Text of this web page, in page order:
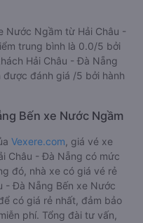
Nước Ngầm từ Hải Châu -
trung bình là 0.0/5 bởi
Hải Châu - Đà Nẵng
đánh giá /5 bởi hành
Bến xe Nước Ngầm
Vexere.com , giá vé xe
Châu - Đà Nẵng có mức
đó, nhà xe có giá vé rẻ
- Đà Nẵng Bến xe Nước
có giá rẻ nhất, đảm bảo
phí. Tổng đài tư vấn,